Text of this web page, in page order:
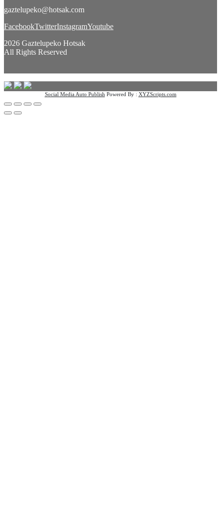
gaztelupeko@hotsak.com
FacebookTwitterInstagramYoutube
2026 Gaztelupeko Hotsak
All Rights Reserved
Social Media Auto Publish Powered By : XYZScripts.com